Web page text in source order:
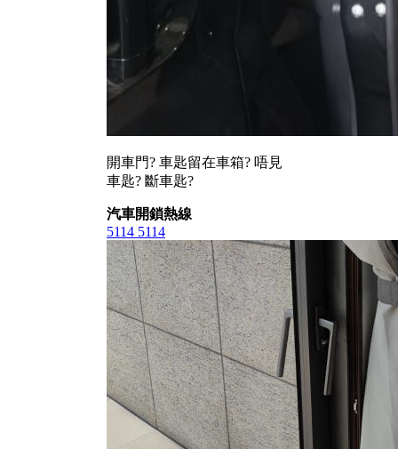
開車門? 車匙留在車箱? 唔見
車匙? 斷車匙?
汽車開鎖熱線
5114 5114